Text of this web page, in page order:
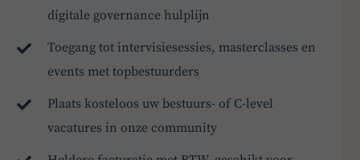
digitale governance hulplijn
Toegang tot intervisiesessies, masterclasses en
events met topbestuurders
Plaats kosteloos uw bestuurs- of C-level
vacatures in onze community